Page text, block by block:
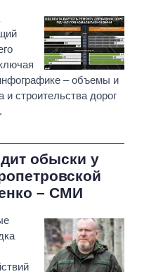
– объемы и
и строительства дорог
обыски у
– СМИ